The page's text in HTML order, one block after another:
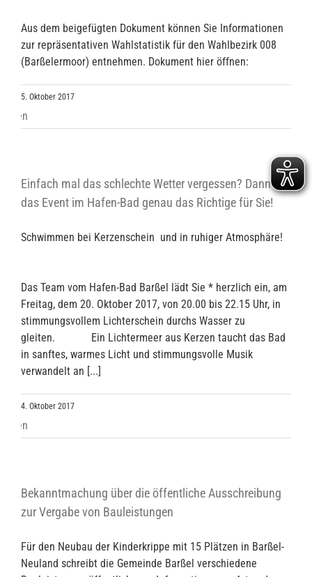
Aus dem beigefügten Dokument können Sie Informationen
zur repräsentativen Wahlstatistik für den Wahlbezirk 008
(Barßelermoor) entnehmen. Dokument hier öffnen:
5. Oktober 2017
Einfach mal das schlechte Wetter vergessen? Dann ist
das Event im Hafen-Bad genau das Richtige für Sie!
Schwimmen bei Kerzenschein und in ruhiger Atmosphäre!
Das Team vom Hafen-Bad Barßel lädt Sie * herzlich ein, am
Freitag, dem 20. Oktober 2017, von 20.00 bis 22.15 Uhr, in
stimmungsvollem Lichterschein durchs Wasser zu
gleiten. Ein Lichtermeer aus Kerzen taucht das Bad
in sanftes, warmes Licht und stimmungsvolle Musik
verwandelt an [...]
4. Oktober 2017
Bekanntmachung über die öffentliche Ausschreibung
zur Vergabe von Bauleistungen
Für den Neubau der Kinderkrippe mit 15 Plätzen in Barßel-
Neuland schreibt die Gemeinde Barßel verschiedene